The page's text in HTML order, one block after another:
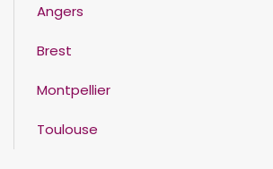
Angers
Brest
Montpellier
Toulouse